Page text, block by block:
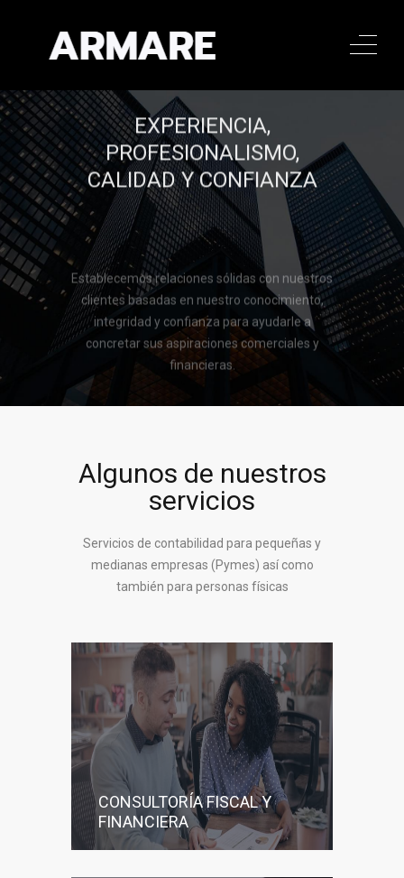
Llamar al 322 779 9188
EXPERIENCIA,
PROFESIONALISMO,
CALIDAD Y CONFIANZA
Establecemos relaciones sólidas con nuestros
clientes basadas en nuestro conocimiento,
integridad y confianza para ayudarle a
concretar sus aspiraciones comerciales y
financieras.
Llamar al 322 779 9188
CONTACTAR
Algunos de nuestros
servicios
Servicios de contabilidad para pequeñas y
medianas empresas (Pymes) así como
también para personas físicas
CONSULTORÍA FISCAL Y
FINANCIERA